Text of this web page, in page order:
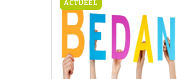
ACTUEEL